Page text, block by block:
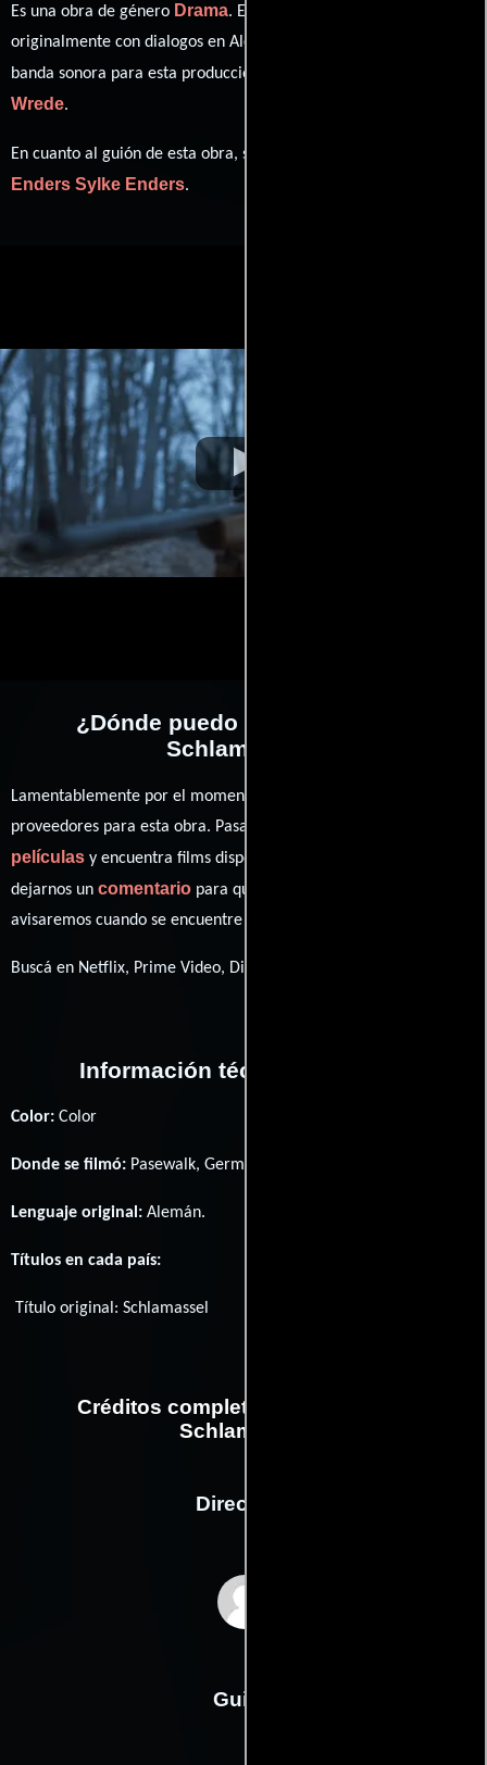
Es una obra de género Drama. Esta obra fue grabada
originalmente con dialogos en Alemán
banda sonora para esta producción ha sido compuesta por
Wrede.
En cuanto al guión de esta obra, se encuentra a cargo de
Enders Sylke Enders.
¿Dónde puedo ver la películas
Schlamassel?
Lamentablemente por el momento no contamos con enlaces a
proveedores para esta obra. Pasa por nuestro catálogo de
películas y encuentra films disponibles. También puedes
dejarnos un comentario para que le demos prioridad y te
avisaremos cuando se encuentre disponible
Buscá en Netflix, Prime Video, Disney+
Información técnica y general
Color: Color
Donde se filmó: Pasewalk, Germany y Löcknitz, Germany.
Lenguaje original: Alemán.
Títulos en cada país:
Título original:Schlamassel
Créditos completos de la película
Schlamassel
Dirección
Guión